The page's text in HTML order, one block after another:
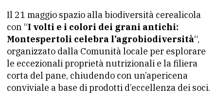
Il 21 maggio spazio alla biodiversità cerealicola
con “I volti e i colori dei grani antichi:
Montespertoli celebra l’agrobiodiversità“,
organizzato dalla Comunità locale per esplorare
le eccezionali proprietà nutrizionali e la filiera
corta del pane, chiudendo con un’apericena
conviviale a base di prodotti d’eccellenza dei soci.